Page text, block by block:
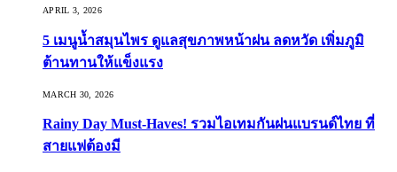
APRIL 3, 2026
5 เมนูน้ำสมุนไพร ดูแลสุขภาพหน้าฝน ลดหวัด เพิ่มภูมิ
ต้านทานให้แข็งแรง
MARCH 30, 2026
Rainy Day Must-Haves! รวมไอเทมกันฝนแบรนด์ไทย ที่
สายแฟต้องมี